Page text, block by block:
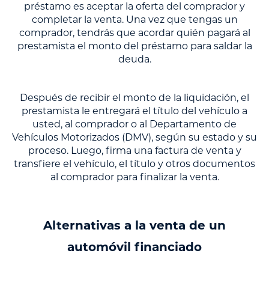
préstamo es aceptar la oferta del comprador y
completar la venta. Una vez que tengas un
comprador, tendrás que acordar quién pagará al
prestamista el monto del préstamo para saldar la
deuda.
Después de recibir el monto de la liquidación, el
prestamista le entregará el título del vehículo a
usted, al comprador o al Departamento de
Vehículos Motorizados (DMV), según su estado y su
proceso. Luego, firma una factura de venta y
transfiere el vehículo, el título y otros documentos
al comprador para finalizar la venta.
Alternativas a la venta de un
automóvil financiado